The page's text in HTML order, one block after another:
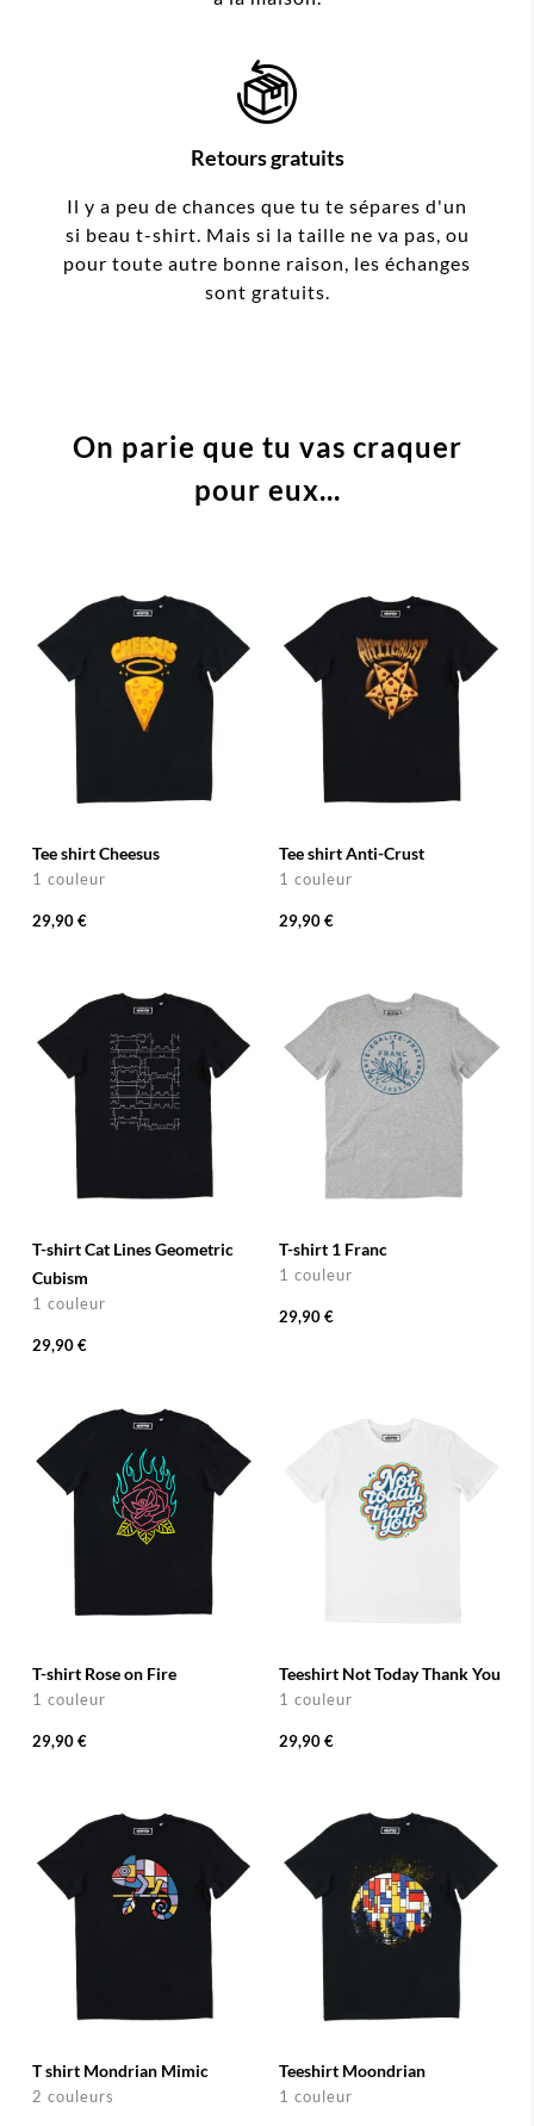
Retours gratuits
Il y a peu de chances que tu te sépares d'un
si beau t-shirt. Mais si la taille ne va pas, ou
pour toute autre bonne raison, les échanges
sont gratuits.
On parie que tu vas craquer
pour eux...
Tee shirt Cheesus
1 couleur
29,90 €
Tee shirt Anti-Crust
1 couleur
29,90 €
T-shirt Cat Lines Geometric
Cubism
1 couleur
29,90 €
T-shirt 1 Franc
1 couleur
29,90 €
T-shirt Rose on Fire
1 couleur
29,90 €
Teeshirt Not Today Thank You
1 couleur
29,90 €
T shirt Mondrian Mimic
2 couleurs
Teeshirt Moondrian
1 couleur